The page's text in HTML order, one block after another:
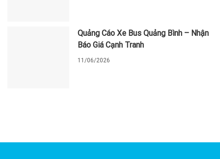
Quảng Cáo Xe Bus Quảng Bình – Nhận
Báo Giá Cạnh Tranh
11/06/2026